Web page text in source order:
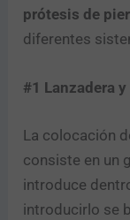
prótesis de
diferentes
#1 Lanzadera
La colocación
consiste en un
introduce
introducirlo se